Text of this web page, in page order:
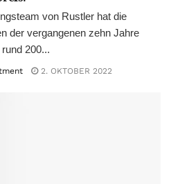
von Rustler hat die
der vergangenen zehn Jahre
200...
2. OKTOBER 2022